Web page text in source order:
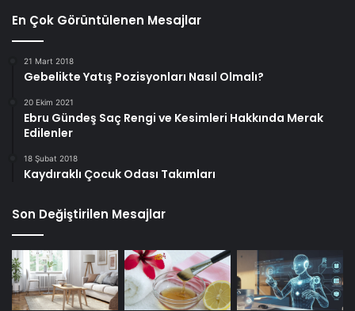
En Çok Görüntülenen Mesajlar
21 Mart 2018
Gebelikte Yatış Pozisyonları Nasıl Olmalı?
20 Ekim 2021
Ebru Gündeş Saç Rengi ve Kesimleri Hakkında Merak
Edilenler
18 Şubat 2018
Kaydıraklı Çocuk Odası Takımları
Son Değiştirilen Mesajlar